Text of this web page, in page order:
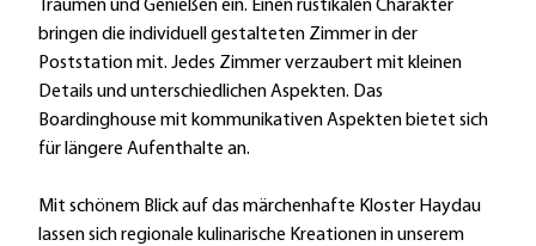
3
_
J
R
E
_
E
S
Träumen und Genießen ein. Einen rustikalen Charakter
bringen die individuell gestalteten Zimmer in der
Poststation mit. Jedes Zimmer verzaubert mit kleinen
Details und unterschiedlichen Aspekten. Das
Boardinghouse mit kommunikativen Aspekten bietet sich
für längere Aufenthalte an.
Mit schönem Blick auf das märchenhafte Kloster Haydau
lassen sich regionale kulinarische Kreationen in unserem